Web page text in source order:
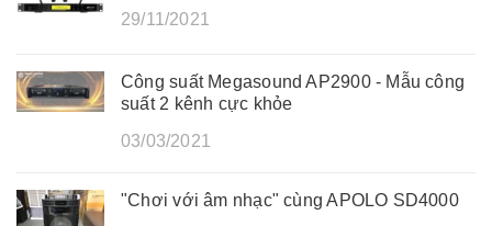
29/11/2021
Công suất Megasound AP2900 - Mẫu công
suất 2 kênh cực khỏe
03/03/2021
"Chơi với âm nhạc" cùng APOLO SD4000